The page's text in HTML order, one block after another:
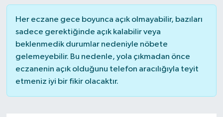
Her eczane gece boyunca açık olmayabilir, bazıları
sadece gerektiğinde açık kalabilir veya
beklenmedik durumlar nedeniyle nöbete
gelemeyebilir. Bu nedenle, yola çıkmadan önce
eczanenin açık olduğunu telefon aracılığıyla teyit
etmeniz iyi bir fikir olacaktır.